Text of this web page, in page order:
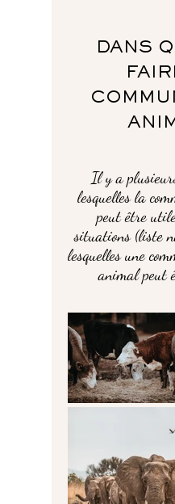
DANS
Il y a
lesquelles la
peut être
situations (liste
lesquelles une
animal peut